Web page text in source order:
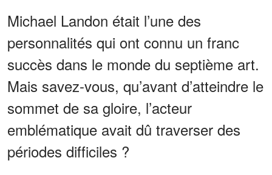
Michael Landon était l’une des
personnalités qui ont connu un franc
succès dans le monde du septième art.
Mais savez-vous, qu’avant d’atteindre le
sommet de sa gloire, l’acteur
emblématique avait dû traverser des
périodes difficiles ?